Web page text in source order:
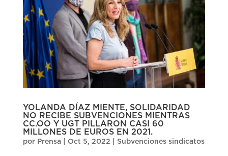
YOLANDA DÍAZ MIENTE, SOLIDARIDAD
NO RECIBE SUBVENCIONES MIENTRAS
CC.OO Y UGT PILLARON CASI 60
MILLONES DE EUROS EN 2021.
por Prensa| Oct 5, 2022 Subvenciones sindicatos